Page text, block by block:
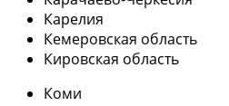
Карелия
Кемеровская область
Кировская область
Коми